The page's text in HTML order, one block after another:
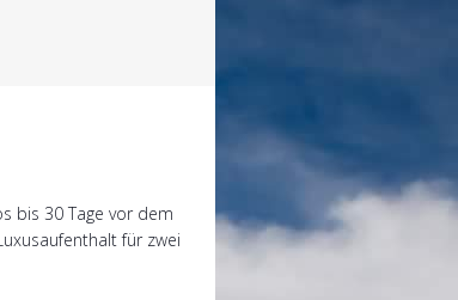
bis 30 Tage vor dem
für zwei